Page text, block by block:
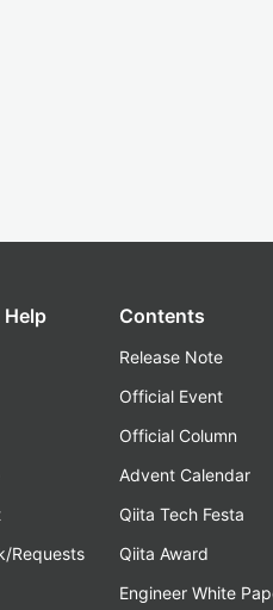
Help
Requests
Contents
Release Note
Official Event
Official Column
Advent Calendar
Qiita Tech Festa
Qiita Award
Engineer White